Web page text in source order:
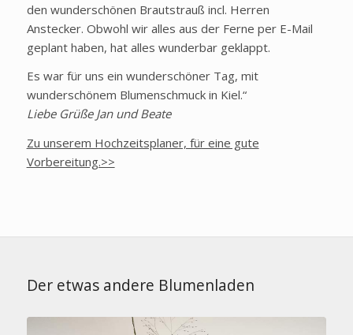
den wunderschönen Brautstrauß incl. Herren
Anstecker. Obwohl wir alles aus der Ferne per E-Mail
geplant haben, hat alles wunderbar geklappt.
Es war für uns ein wunderschöner Tag, mit
wunderschönem Blumenschmuck in Kiel.“
Liebe Grüße Jan und Beate
Zu unserem Hochzeitsplaner, für eine gute
Vorbereitung.>>
Der etwas andere Blumenladen